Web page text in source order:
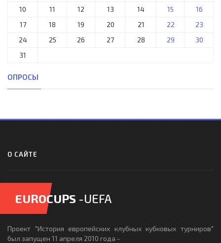
10
11 12 13 14 15
16
17
18 19 20 21 22
23
24
25 26 27 28 29
30
31
ОПРОСЫ
О САЙТЕ
EUROCUPS -UEFA
Проект "История европейских клубных кубковых турниров"
был запущен 11 апреля 2010 года -